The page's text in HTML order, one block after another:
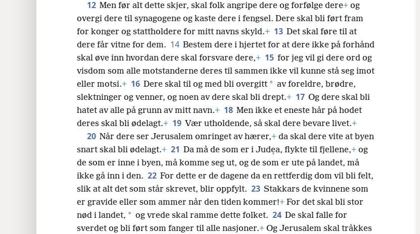
12 Men før alt dette skjer, skal folk angripe dere og forfølge dere+ og
overgi dere til synagogene og kaste dere i fengsel. Dere skal bli ført fram
for konger og stattholdere for mitt navns skyld.+ 13 Det skal føre til at
dere får vitne for dem. 14 Bestem dere i hjertet for at dere ikke på forhånd
skal øve inn hvordan dere skal forsvare dere,+ 15 for jeg vil gi dere ord og
visdom som alle motstanderne deres til sammen ikke vil kunne stå seg imot
eller motsi.+ 16 Dere skal til og med bli overgitt * av foreldre, brødre,
slektninger og venner, og noen av dere skal bli drept.+ 17 Og dere skal bli
hatet av alle på grunn av mitt navn.+ 18 Men ikke et eneste hår på hodet
deres skal bli ødelagt.+ 19 Vær utholdende, så skal dere bevare livet.+
20 Når dere ser Jerusalem omringet av hærer,+ da skal dere vite at byen
snart skal bli ødelagt.+ 21 Da må de som er i Judẹa, flykte til fjellene,+ og
de som er inne i byen, må komme seg ut, og de som er ute på landet, må
ikke gå inn i den. 22 For dette er de dagene da en rettferdig dom vil bli felt,
slik at alt det som står skrevet, blir oppfylt. 23 Stakkars de kvinnene som
er gravide eller som ammer når den tiden kommer!+ For det skal bli stor
nød i landet, * og vrede skal ramme dette folket. 24 De skal falle for
sverdet og bli ført som fanger til alle nasjoner.+ Og Jerusalem skal tråkkes